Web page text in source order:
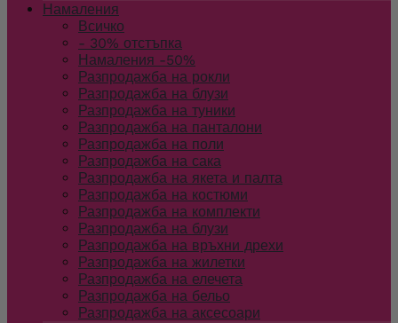
Намаления
Всичко
- 30% отстъпка
Намаления -50%
Разпродажба на рокли
Разпродажба на блузи
Разпродажба на туники
Разпродажба на панталони
Разпродажба на поли
Разпродажба на сака
Разпродажба на якета и палта
Разпродажба на костюми
Разпродажба на комплекти
Разпродажба на блузи
Разпродажба на връхни дрехи
Разпродажба на жилетки
Разпродажба на елечета
Разпродажба на бельо
Разпродажба на аксесоари